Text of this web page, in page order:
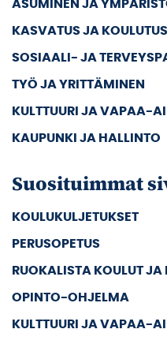
ASUMINEN JA
KASVATUS JA KOULUTUS
SOSIAALI- JA
TYÖ JA YRITTÄMINEN
KULTTUURI JA VAPAA-
KAUPUNKI JA HALLINTO
Suosituimmat
KOULUKULJETUKSET
PERUSOPETUS
RUOKALISTA KOULUT
OPINTO-OHJELMA
KULTTUURI JA VAPAA-